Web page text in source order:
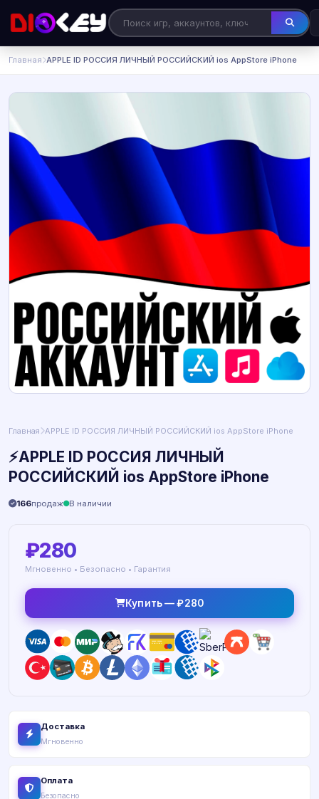
Главная ️APPLE ID РОССИЯ ЛИЧНЫЙ РОССИЙСКИЙ ios AppStore iPhone
Главная ️APPLE ID РОССИЯ ЛИЧНЫЙ РОССИЙСКИЙ ios AppStore iPhone
⚡️APPLE ID РОССИЯ ЛИЧНЫЙ
РОССИЙСКИЙ ios AppStore iPhone
166продаж В наличии
₽280
Мгновенно • Безопасно • Гарантия
Купить — ₽280
Доставка
Мгновенно
Оплата
Безопасно